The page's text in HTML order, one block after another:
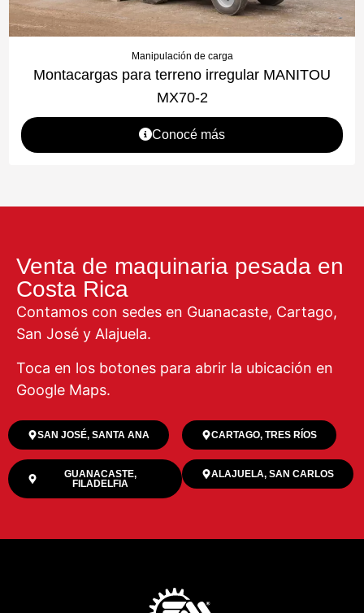
Manipulación de carga
Montacargas para terreno irregular MANITOU
MX70-2
Conocé más
Venta de maquinaria pesada en
Costa Rica
Contamos con sedes en Guanacaste, Cartago,
San José y Alajuela.
Toca en los botones para abrir la ubicación en
Google Maps.
SAN JOSÉ, SANTA ANA CARTAGO, TRES RÍOS
GUANACASTE,
FILADELFIA
ALAJUELA, SAN CARLOS